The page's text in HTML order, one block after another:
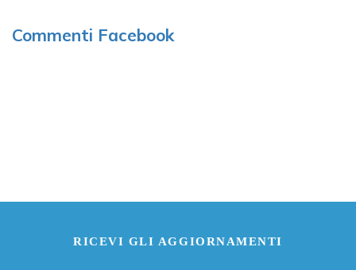
Commenti Facebook
RICEVI GLI AGGIORNAMENTI